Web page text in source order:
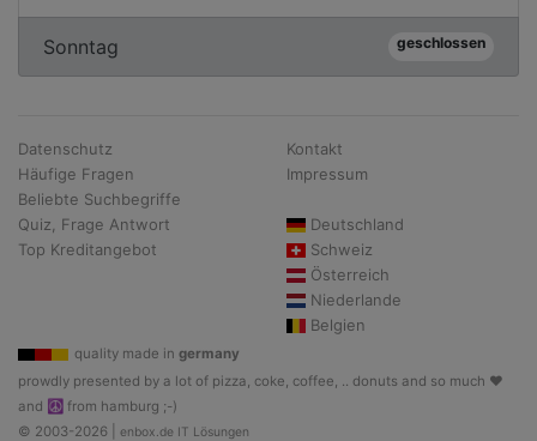
Sonntag geschlossen
Datenschutz
Häufige Fragen
Beliebte Suchbegriffe
Quiz, Frage Antwort
Top Kreditangebot
Kontakt
Impressum
Deutschland
Schweiz
Österreich
Niederlande
Belgien
quality made in germany
prowdly presented by a lot of pizza, coke, coffee, .. donuts and so much ♥
and ☮ from hamburg ;-)
© 2003-2026 | enbox.de IT Lösungen